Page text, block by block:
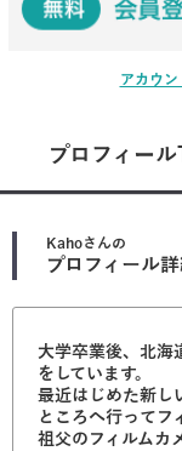
アカウ
プロフィー
Kahoさんの
プロフィール詳
大学卒業後、北海
をしています。
最近はじめた新し
ところへ行ってフ
祖父のフィルムカ